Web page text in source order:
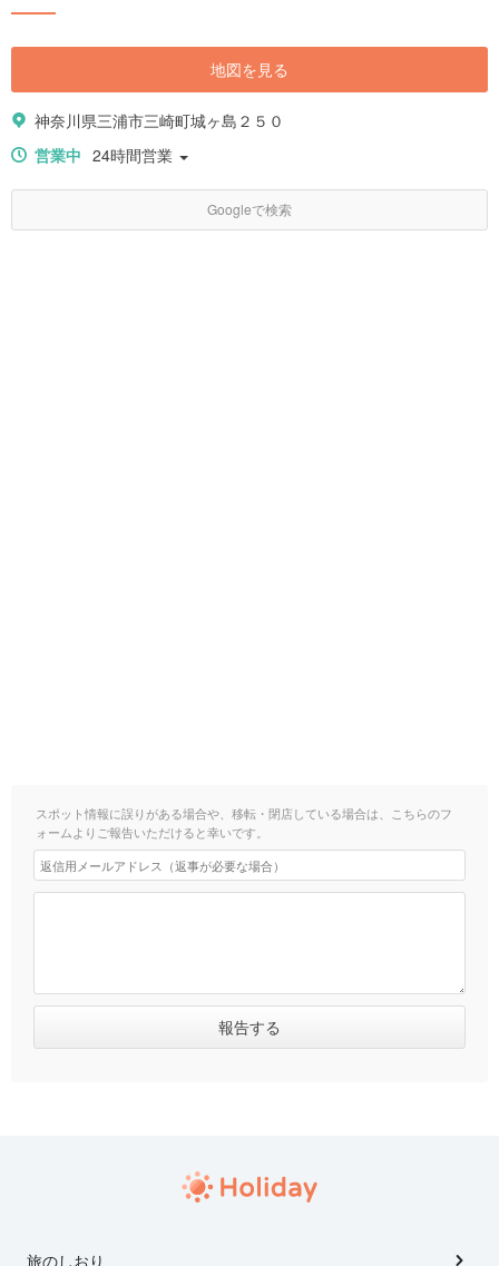
地図を見る
神奈川県三浦市三崎町城ヶ島２５０
営業中 24時間営業
Googleで検索
スポット情報に誤りがある場合や、移転・閉店している場合は、こちらのフ
ォームよりご報告いただけると幸いです。
旅のしおり